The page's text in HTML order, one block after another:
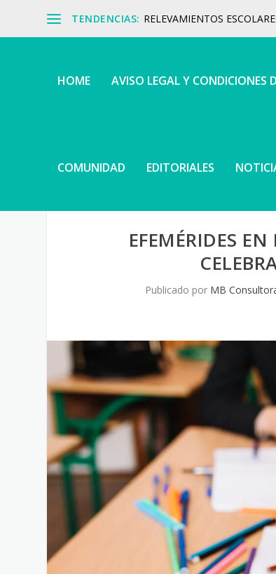
TENDENCIAS: RELEVAMIENTOS
HOME AVISO LEGAL Y CONDICIONES
COMUNIDAD EDITORIALES
EFEMÉRIDES
Publicado por MB